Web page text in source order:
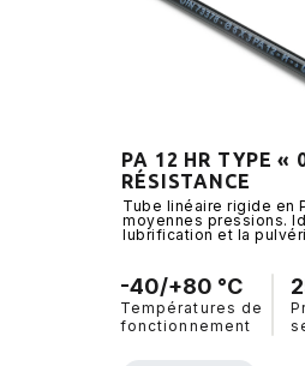
PA 12 HR TYPE «
RÉSISTANCE
Tube linéaire rigide en
moyennes pressions.
lubrification et la
-40/+80 °C
Températures de
fonctionnement